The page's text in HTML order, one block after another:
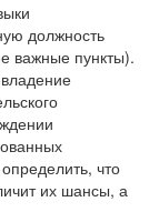
должность
важные пункты).
что
их шансы, а